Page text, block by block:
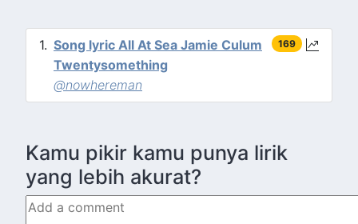
Song lyric All At Sea Jamie Culum
Twentysomething
@nowhereman
169
Kamu pikir kamu punya lirik
yang lebih akurat?